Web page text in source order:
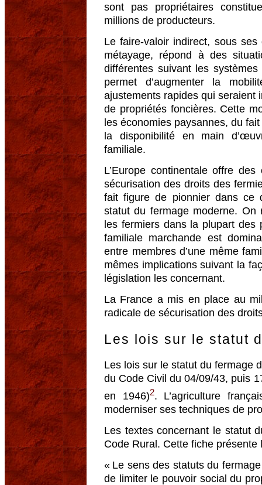
sont pas propriétaires
millions de producteurs.
Le faire-valoir indirect, sous
métayage, répond à des
différentes suivant les
permet d’augmenter la
ajustements rapides qui seraient
de propriétés foncières. Cette
les économies paysannes, du
la disponibilité en main
familiale.
L’Europe continentale offre
sécurisation des droits des
fait figure de pionnier dans ce
statut du fermage moderne. On
les fermiers dans la plupart des
familiale marchande est
entre membres d’une même
mêmes implications suivant la
législation les concernant.
La France a mis en place au
radicale de sécurisation des
Les lois sur le statut
Les lois sur le statut du fermage
du Code Civil du 04/09/43, puis
en 1946)2. L’agriculture
moderniser ses techniques de
Les textes concernant le statut
Code Rural. Cette fiche présente
« Le sens des statuts du
de limiter le pouvoir social du